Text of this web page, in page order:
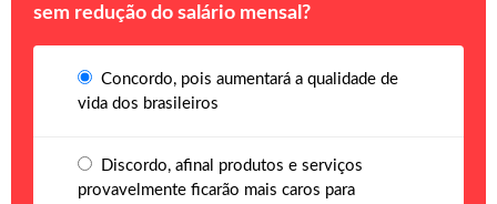
sem redução do salário mensal?
Concordo, pois aumentará a qualidade de
vida dos brasileiros
Discordo, afinal produtos e serviços
provavelmente ficarão mais caros para